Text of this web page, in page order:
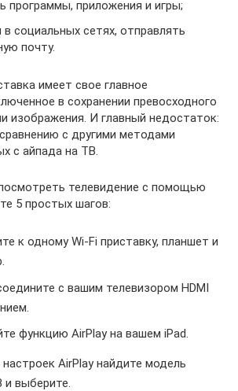
программы, приложения и игры;
социальных сетях, отправлять
почту.
имеет свое главное
в сохранении превосходного
изображения. И главный недостаток:
с другими методами
с айпада на ТВ.
телевидение с помощью
5 простых шагов:
к одному Wi-Fi приставку, планшет и
с вашим телевизором HDMI
функцию AirPlay на вашем iPad.
AirPlay найдите модель
выберите.